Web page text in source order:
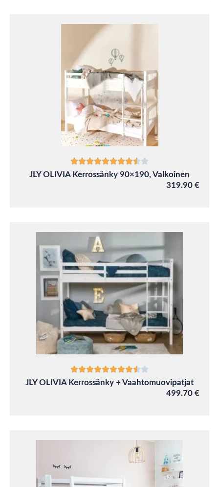
JLY OLIVIA Kerrossänky 90×190, Valkoinen
319.90 €
JLY OLIVIA Kerrossänky + Vaahtomuovipatjat
499.70 €